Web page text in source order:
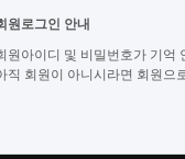
원로그인 안내
원아이디 및 비밀번호가 기억
직 회원이 아니시라면 회원으